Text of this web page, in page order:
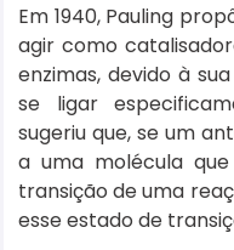
Em 1940, Pauling
agir como
enzimas, devido à
se ligar
sugeriu que, se um
a uma molécula
transição de uma
esse estado de